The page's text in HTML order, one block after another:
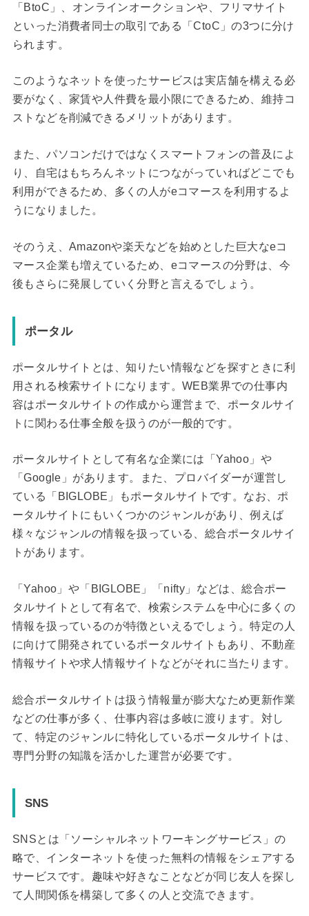
「BtoC」、オンラインオークションや、フリマサイト
といった消費者同士の取引である「CtoC」の3つに分け
られます。
このようなネットを使ったサービスは実店舗を構える必
要がなく、家賃や人件費を最小限にできるため、維持コ
ストなどを削減できるメリットがあります。
また、パソコンだけではなくスマートフォンの普及によ
り、自宅はもちろんネットにつながっていればどこでも
利用ができるため、多くの人がeコマースを利用するよ
うになりました。
そのうえ、Amazonや楽天などを始めとした巨大なeコ
マース企業も増えているため、eコマースの分野は、今
後もさらに発展していく分野と言えるでしょう。
ポータル
ポータルサイトとは、知りたい情報などを探すときに利
用される検索サイトになります。WEB業界での仕事内
容はポータルサイトの作成から運営まで、ポータルサイ
トに関わる仕事全般を扱うのが一般的です。
ポータルサイトとして有名な企業には「Yahoo」や
「Google」があります。また、プロバイダーが運営し
ている「BIGLOBE」もポータルサイトです。なお、ポ
ータルサイトにもいくつかのジャンルがあり、例えば
様々なジャンルの情報を扱っている、総合ポータルサイ
トがあります。
「Yahoo」や「BIGLOBE」「nifty」などは、総合ポー
タルサイトとして有名で、検索システムを中心に多くの
情報を扱っているのが特徴といえるでしょう。特定の人
に向けて開発されているポータルサイトもあり、不動産
情報サイトや求人情報サイトなどがそれに当たります。
総合ポータルサイトは扱う情報量が膨大なため更新作業
などの仕事が多く、仕事内容は多岐に渡ります。対し
て、特定のジャンルに特化しているポータルサイトは、
専門分野の知識を活かした運営が必要です。
SNS
SNSとは「ソーシャルネットワーキングサービス」の
略で、インターネットを使った無料の情報をシェアする
サービスです。趣味や好きなことなどが同じ友人を探し
て人間関係を構築して多くの人と交流できます。